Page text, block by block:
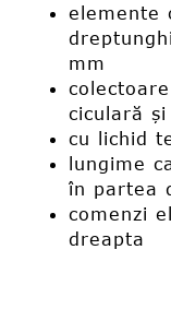
elemente
mm
ciculară
cu lichid
lungime
în partea
comenzi
dreapta